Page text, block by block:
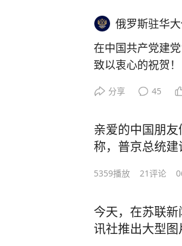
如今，中国人民
万。其使命涵盖
作与维和行动，
始于20世纪20年
及空中联合巡逻。
此次活动是为筹
议而举行。会上
与卫生措施、技
经济委员会未来
国的占比为36%
俄罗斯驻华
在中国共产党建
致以衷心的祝贺！
中国共产党带领
俄中两国之间不
友谊。1928年，
党六大在莫斯科
如今，俄中全面
分享 45
亲爱的中国朋
称，普京总统
偏差。2026年6
于“仅在新地区
普京指出：“如
5359播放 21评论
今天，在苏联
讯社推出大型